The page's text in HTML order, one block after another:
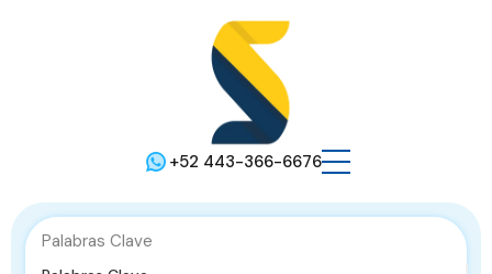
+52 443-366-6676
Palabras Clave